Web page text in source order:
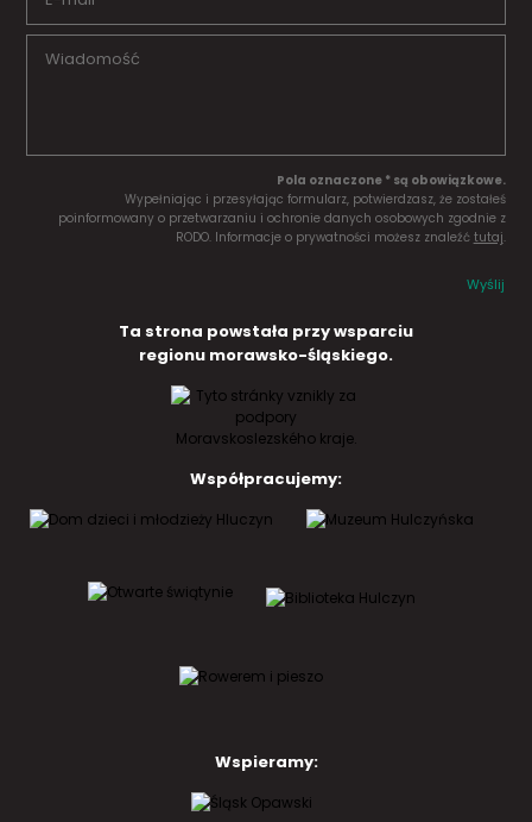
Pola oznaczone * są obowiązkowe.
Wypełniając i przesyłając formularz, potwierdzasz, że zostałeś
poinformowany o przetwarzaniu i ochronie danych osobowych zgodnie z
RODO. Informacje o prywatności możesz znaleźć tutaj.
Wyślij
Ta strona powstała przy wsparciu
regionu morawsko-śląskiego.
Współpracujemy:
Wspieramy: